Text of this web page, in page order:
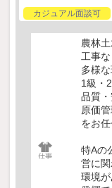
カジュアル面談可
農林
工事
多様
1級・
品質・
原価
をお任
特Aの
営に
環境